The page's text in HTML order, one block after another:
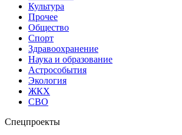
Культура
Прочее
Общество
Спорт
Здравоохранение
Наука и образование
Астрособытия
Экология
ЖКХ
СВО
Спецпроекты